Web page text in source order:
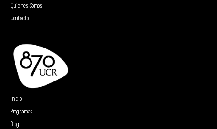
Quienes Somos
Contacto
Inicio
Programas
Blog